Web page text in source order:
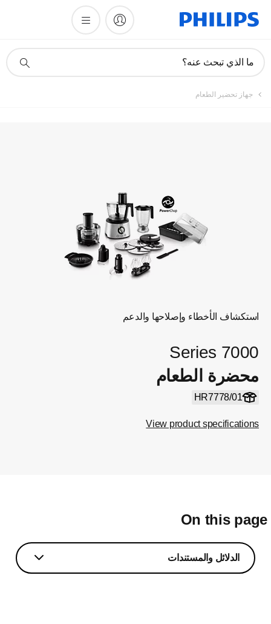
دعم
ما الذي تبحث عنه؟
جهاز تحضير الطعام
استكشاف الأخطاء وإصلاحها والدعم
7000 Series
محضرة الطعام
HR7778/01
View product specifications
On this
الدلائل والمستندات